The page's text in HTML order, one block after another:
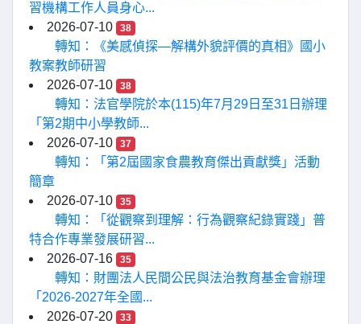
習機構工作人員身心...
2026-07-10
38
轉知：《美感偵探—解構外貌評價的真相》國小
教案教師研習
2026-07-10
38
轉知：法官學院於本(115)年7月29日至31日辦理
「第2期中小學教師...
2026-07-10
37
轉知：「第2屆國家食農教育傑出貢獻獎」活動
簡章
2026-07-10
35
轉知：「從觀察到理解：行為觀察紀錄實踐」普
特合作專業發展研習...
2026-07-16
35
轉知：財團法人民間公民與法治教育基金會辦理
「2026-2027年全國...
2026-07-20
33